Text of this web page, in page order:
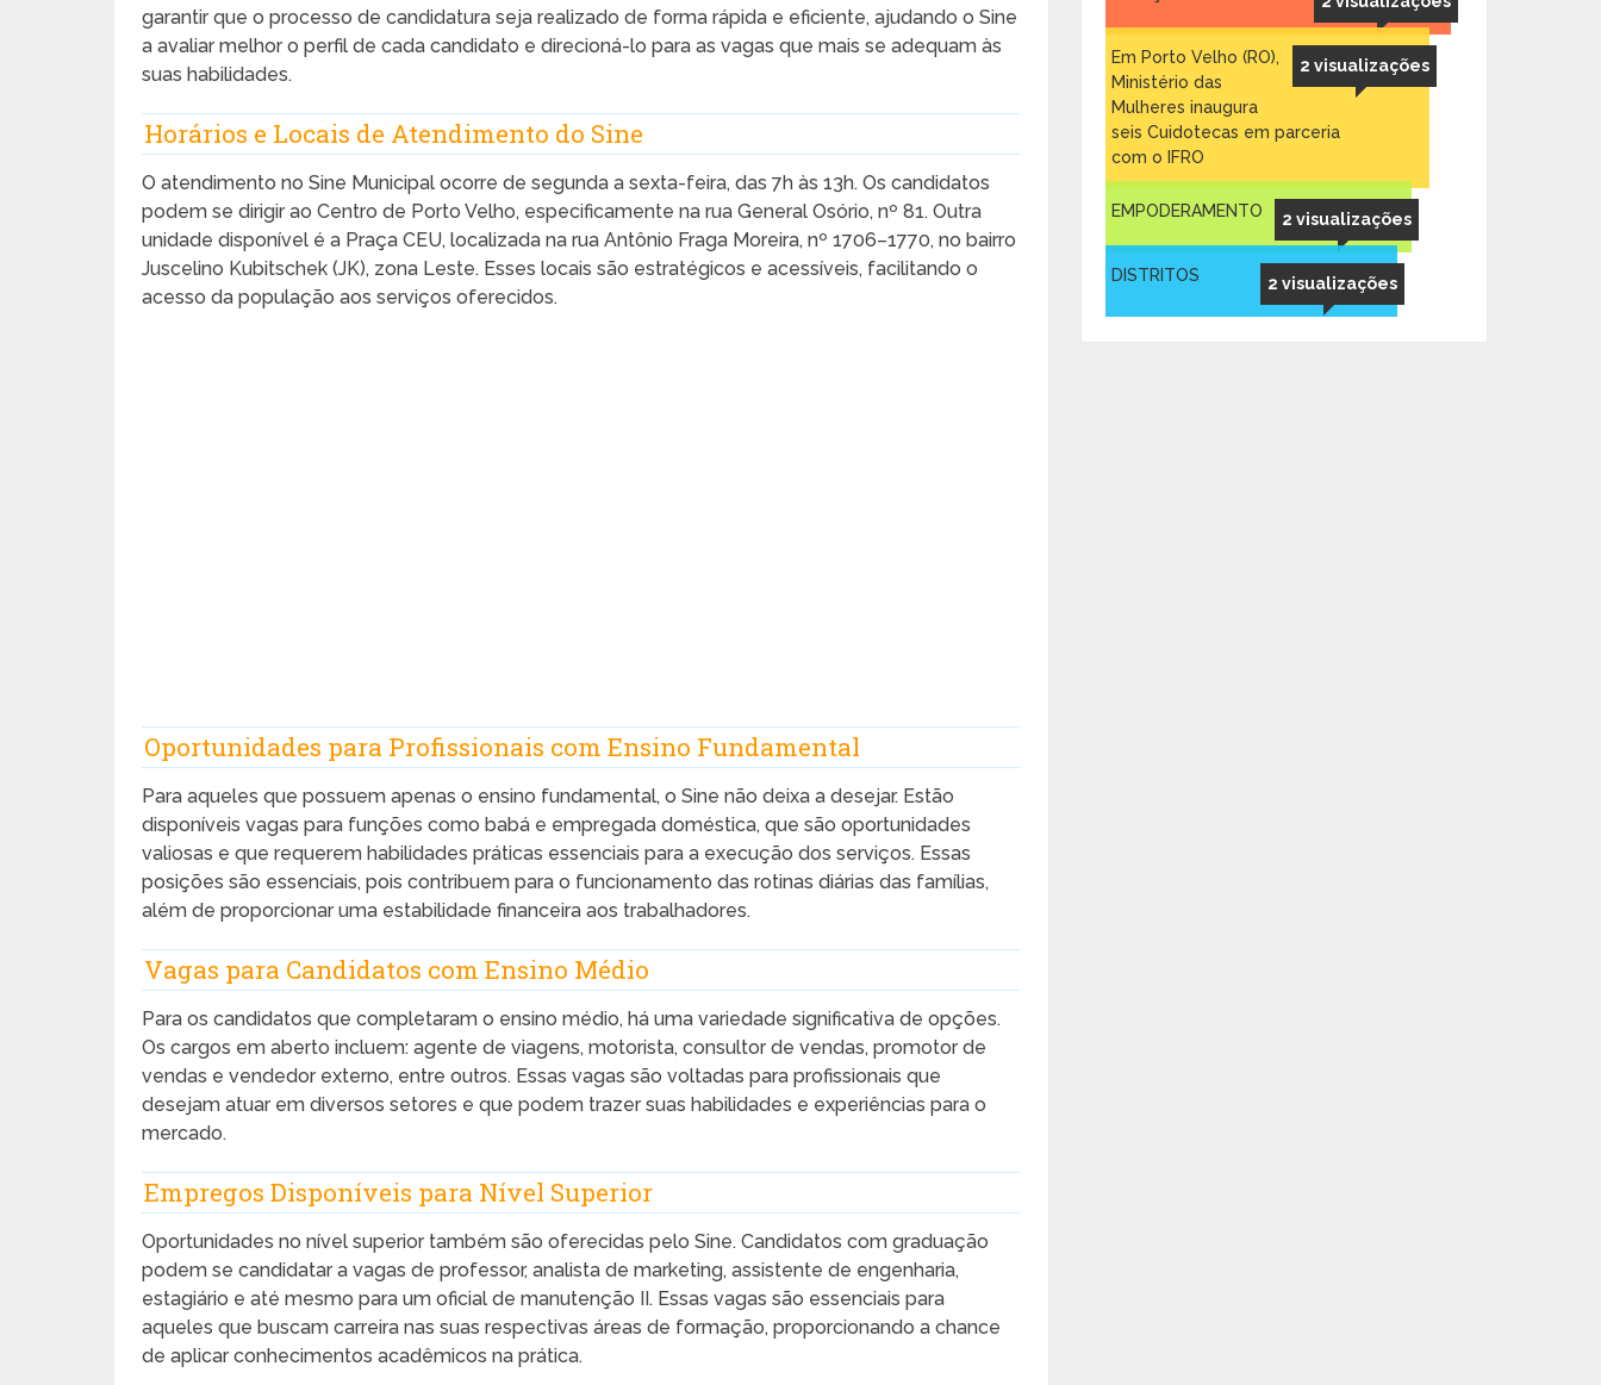
garantir que o processo de candidatura seja realizado de forma rápida e eficiente, ajudando o Sine
a avaliar melhor o perfil de cada candidato e direcioná-lo para as vagas que mais se adequam às
suas habilidades.
Horários e Locais de Atendimento do Sine
O atendimento no Sine Municipal ocorre de segunda a sexta-feira, das 7h às 13h. Os candidatos
podem se dirigir ao Centro de Porto Velho, especificamente na rua General Osório, nº 81. Outra
unidade disponível é a Praça CEU, localizada na rua Antônio Fraga Moreira, nº 1706–1770, no bairro
Juscelino Kubitschek (JK), zona Leste. Esses locais são estratégicos e acessíveis, facilitando o
acesso da população aos serviços oferecidos.
Oportunidades para Profissionais com Ensino Fundamental
Para aqueles que possuem apenas o ensino fundamental, o Sine não deixa a desejar. Estão
disponíveis vagas para funções como babá e empregada doméstica, que são oportunidades
valiosas e que requerem habilidades práticas essenciais para a execução dos serviços. Essas
posições são essenciais, pois contribuem para o funcionamento das rotinas diárias das famílias,
além de proporcionar uma estabilidade financeira aos trabalhadores.
Vagas para Candidatos com Ensino Médio
Para os candidatos que completaram o ensino médio, há uma variedade significativa de opções.
Os cargos em aberto incluem: agente de viagens, motorista, consultor de vendas, promotor de
vendas e vendedor externo, entre outros. Essas vagas são voltadas para profissionais que
desejam atuar em diversos setores e que podem trazer suas habilidades e experiências para o
mercado.
Empregos Disponíveis para Nível Superior
Oportunidades no nível superior também são oferecidas pelo Sine. Candidatos com graduação
podem se candidatar a vagas de professor, analista de marketing, assistente de engenharia,
estagiário e até mesmo para um oficial de manutenção II. Essas vagas são essenciais para
aqueles que buscam carreira nas suas respectivas áreas de formação, proporcionando a chance
de aplicar conhecimentos acadêmicos na prática.
2 visualizações
Em Porto Velho (RO),
Ministério das
Mulheres inaugura
seis Cuidotecas em parceria
com o IFRO
2 visualizações
EMPODERAMENTO
2 visualizações
DISTRITOS